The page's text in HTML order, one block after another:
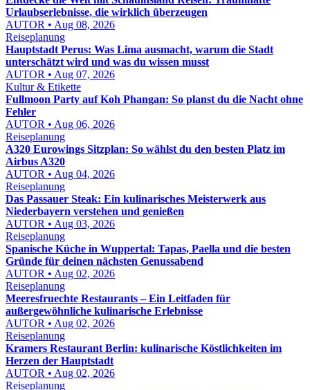
Urlaubserlebnisse, die wirklich überzeugen
AUTOR • Aug 08, 2026
Reiseplanung
Hauptstadt Perus: Was Lima ausmacht, warum die Stadt
unterschätzt wird und was du wissen musst
AUTOR • Aug 07, 2026
Kultur & Etikette
Fullmoon Party auf Koh Phangan: So planst du die Nacht ohne
Fehler
AUTOR • Aug 06, 2026
Reiseplanung
A320 Eurowings Sitzplan: So wählst du den besten Platz im
Airbus A320
AUTOR • Aug 04, 2026
Reiseplanung
Das Passauer Steak: Ein kulinarisches Meisterwerk aus
Niederbayern verstehen und genießen
AUTOR • Aug 03, 2026
Reiseplanung
Spanische Küche in Wuppertal: Tapas, Paella und die besten
Gründe für deinen nächsten Genussabend
AUTOR • Aug 02, 2026
Reiseplanung
Meeresfruechte Restaurants – Ein Leitfaden für
außergewöhnliche kulinarische Erlebnisse
AUTOR • Aug 02, 2026
Reiseplanung
Kramers Restaurant Berlin: kulinarische Köstlichkeiten im
Herzen der Hauptstadt
AUTOR • Aug 02, 2026
Reiseplanung